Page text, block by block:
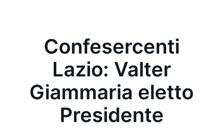
Confesercenti
Lazio: Valter
Giammaria eletto
Presidente